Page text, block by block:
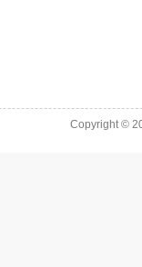
Copyright ©